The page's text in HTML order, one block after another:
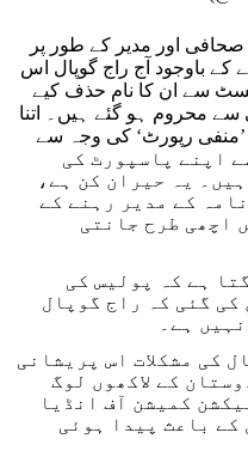
صحافی اور مدیر کے طور پر
کے باوجود آج راج گوپال اس
سے ان کا نام حذف کیے
سے محروم ہو گئے ہیں۔ اتنا
’منفی رپورٹ‘ کی وجہ سے
سے اپنے پاسپورٹ کی
یہ حیران کن ہے،
کے مدیر رہنے کے
اچھی طرح جانتی
ہے کہ پولیس کی
کی گئی کہ راج گوپال
ہے۔
کی مشکلات اس پریشانی
کے لاکھوں لوگ
کمیشن آف انڈیا
کے باعث پیدا ہوئی